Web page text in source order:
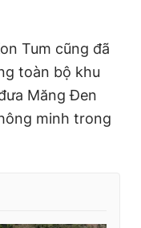
Tum cũng đã
toàn bộ khu
Măng Đen
minh trong